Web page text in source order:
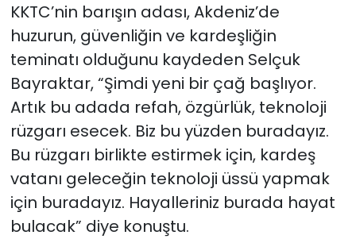
KKTC’nin barışın adası, Akdeniz’de
huzurun, güvenliğin ve kardeşliğin
teminatı olduğunu kaydeden Selçuk
Bayraktar, “Şimdi yeni bir çağ başlıyor.
Artık bu adada refah, özgürlük, teknoloji
rüzgarı esecek. Biz bu yüzden buradayız.
Bu rüzgarı birlikte estirmek için, kardeş
vatanı geleceğin teknoloji üssü yapmak
için buradayız. Hayalleriniz burada hayat
bulacak” diye konuştu.